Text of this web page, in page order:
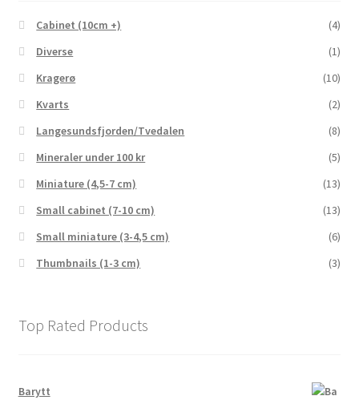
Cabinet (10cm +)
(4)
Diverse
(1)
Kragerø
(10)
Kvarts
(2)
Langesundsfjorden/Tvedalen
(8)
Mineraler under 100 kr
(5)
Miniature (4,5-7 cm)
(13)
Small cabinet (7-10 cm)
(13)
Small miniature (3-4,5 cm)
(6)
Thumbnails (1-3 cm)
(3)
Top Rated Products
Barytt